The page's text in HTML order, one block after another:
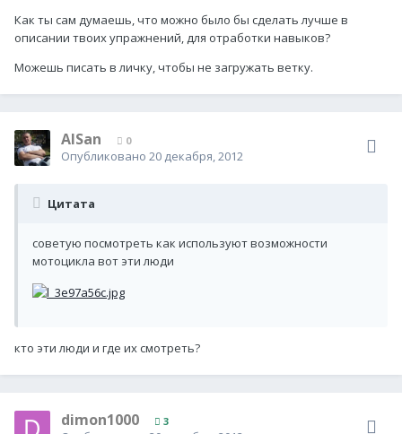
Как ты сам думаешь, что можно было бы сделать лучше в
описании твоих упражнений, для отработки навыков?
Можешь писать в личку, чтобы не загружать ветку.
AlSan 0
Опубликовано 20 декабря, 2012
Цитата
советую посмотреть как используют возможности
мотоцикла вот эти люди
кто эти люди и где их смотреть?
dimon1000 3